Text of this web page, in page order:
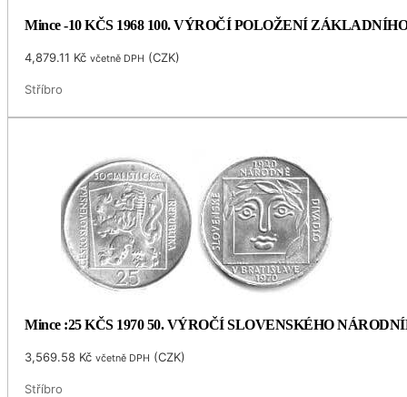
Mince -10 KČS 1968 100. VÝROČÍ POLOŽENÍ
4,879.11 Kč včetně DPH (CZK)
Stříbro
Mince :25 KČS 1970 50. VÝROČÍ SLOVENSKÉHO
3,569.58 Kč včetně DPH (CZK)
Stříbro